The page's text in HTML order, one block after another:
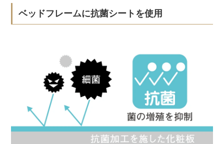
ベッドフレームに抗菌シートを使用